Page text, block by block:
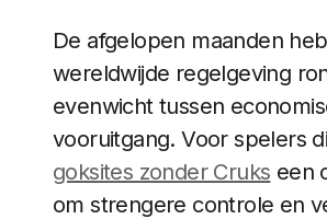
De afgelopen maanden
wereldwijde regelgeving
evenwicht tussen
vooruitgang. Voor spelers
goksites zonder Cruks een
om strengere controle en